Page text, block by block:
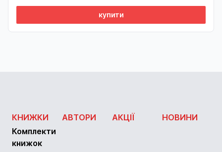
купити
КНИЖКИ
Комплекти
книжок
АВТОРИ АКЦІЇ НОВИНИ